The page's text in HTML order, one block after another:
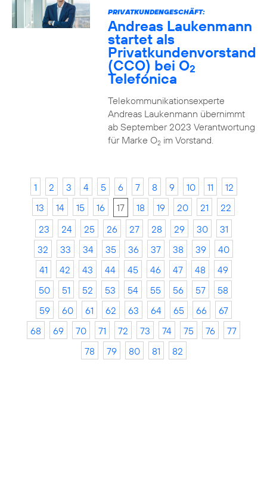
PRIVATKUNDENGESCHÄFT:
Andreas Laukenmann
startet als
Privatkundenvorstand
(CCO) bei O2
Telefónica
Telekommunikationsexperte
Andreas Laukenmann übernimmt
ab September 2023 Verantwortung
für Marke O2im Vorstand.
1 2 3 4 5 6 7 8 9 10 11
12
13
14 15 16 17 18 19 20 21
22
23
24 25 26 27 28 29 30
31
32
33 34 35 36 37 38 39
40
41
42 43 44 45 46 47 48
49
50
51 52 53 54 55 56 57
58
59
60 61 62 63 64 65 66
67
68
69 70 71 72 73 74 75 76
77
78
79 80 81 82